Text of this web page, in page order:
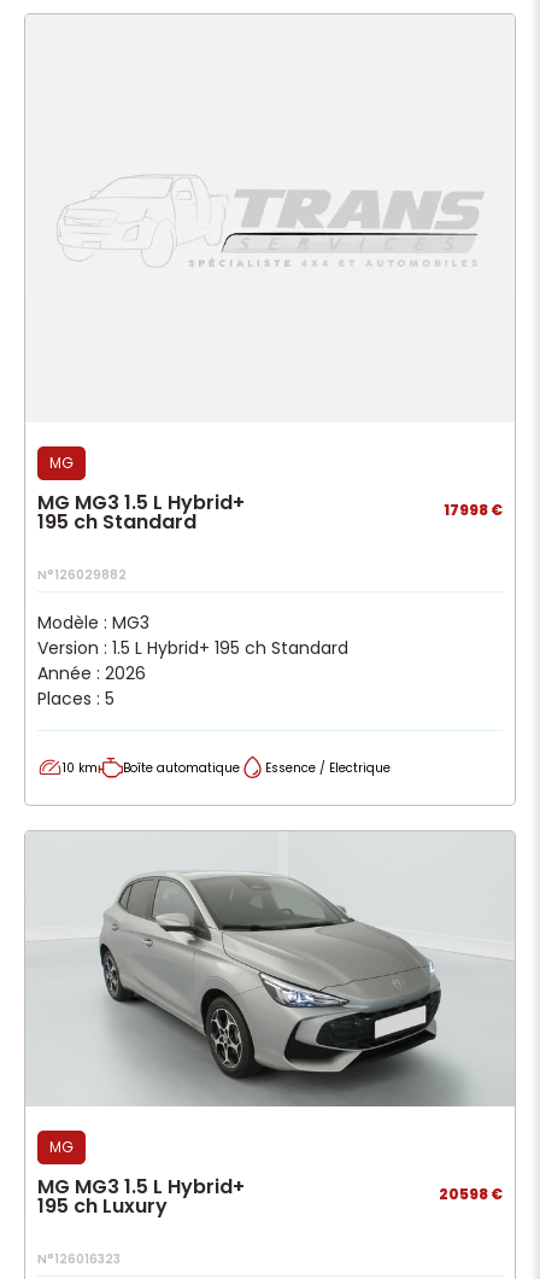
MG
MG MG3 1.5 L Hybrid+
195 ch Standard 17998 €
N°126029882
Modèle : MG3
Version : 1.5 L Hybrid+ 195 ch Standard
Année : 2026
Places : 5
10 km Boîte automatique Essence / Electrique
MG
MG MG3 1.5 L Hybrid+
195 ch Luxury 20598 €
N°126016323